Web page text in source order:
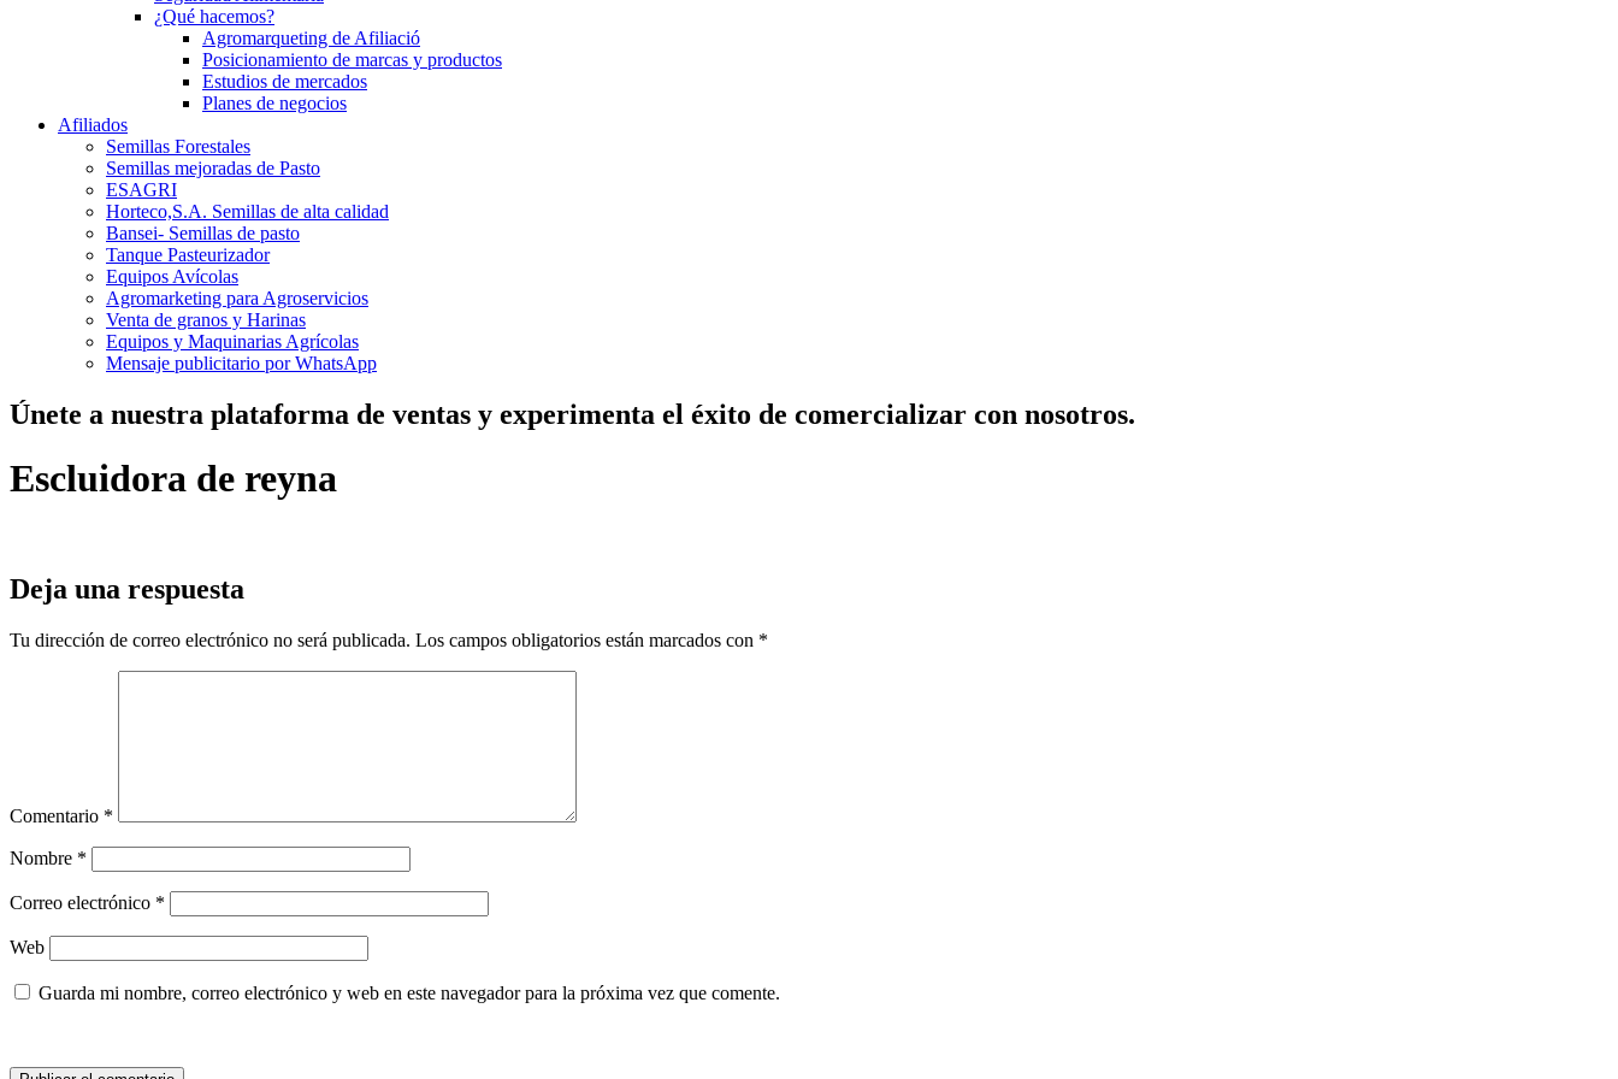
¿Qué hacemos?
Agromarqueting de Afiliació
Posicionamiento de marcas y productos
Estudios de mercados
Planes de negocios
Afiliados
Semillas Forestales
Semillas mejoradas de Pasto
ESAGRI
Horteco,S.A. Semillas de alta calidad
Bansei- Semillas de pasto
Tanque Pasteurizador
Equipos Avícolas
Agromarketing para Agroservicios
Venta de granos y Harinas
Equipos y Maquinarias Agrícolas
Mensaje publicitario por WhatsApp
Únete a nuestra plataforma de ventas y experimenta el éxito de comercializar con nosotros.
Escluidora de reyna
Deja una respuesta
Tu dirección de correo electrónico no será publicada. Los campos obligatorios están marcados con *
Comentario *
Nombre *
Correo electrónico *
Web
Guarda mi nombre, correo electrónico y web en este navegador para la próxima vez que comente.